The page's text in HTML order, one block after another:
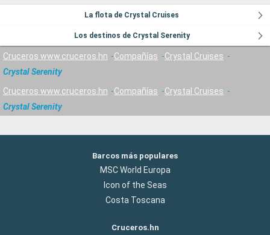
La flota de Crystal Cruises
Los destinos de Crystal Serenity
Cruceros www.cruceros.hn Compañías
Crystal Cruises
Crystal Serenity
Cruceros www.cruceros.hn Compañías
Crystal Cruises
Crystal Serenity
Barcos más populares
MSC World Europa
Icon of the Seas
Costa Toscana
Cruceros.hn